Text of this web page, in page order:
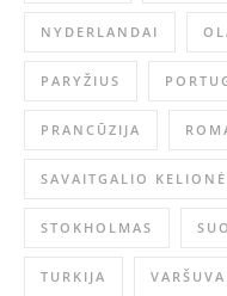
NYDERLANDAI
PARYŽIUS
PRANCŪZIJA
SAVAITGALIO
STOKHOLMAS
TURKIJA VARŠUVA